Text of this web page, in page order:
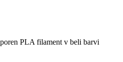
PLA filament v beli barvi